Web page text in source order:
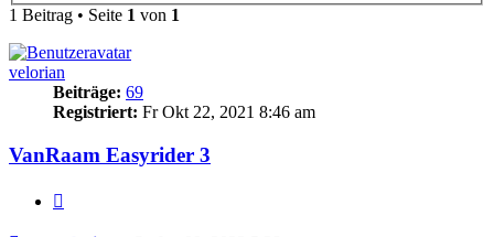
1 Beitrag • Seite 1 von 1
velorian
Beiträge: 69
Registriert: Fr Okt 22, 2021 8:46 am
VanRaam Easyrider 3